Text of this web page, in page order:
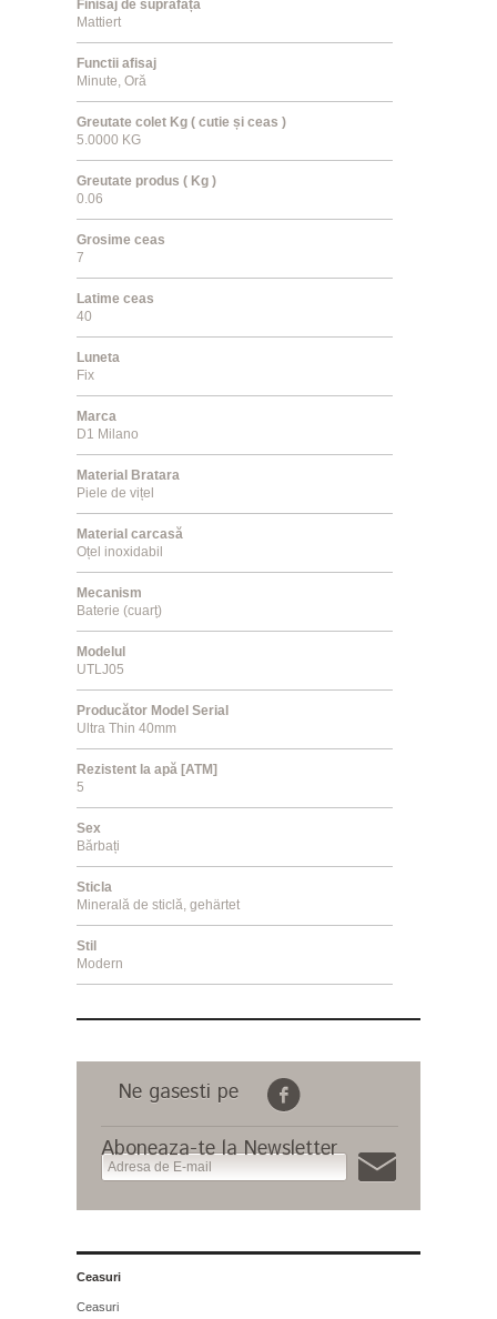
Finisaj de suprafață
Mattiert
Functii afisaj
Minute, Oră
Greutate colet Kg ( cutie și ceas )
5.0000 KG
Greutate produs ( Kg )
0.06
Grosime ceas
7
Latime ceas
40
Luneta
Fix
Marca
D1 Milano
Material Bratara
Piele de vițel
Material carcasă
Oțel inoxidabil
Mecanism
Baterie (cuarț)
Modelul
UTLJ05
Producător Model Serial
Ultra Thin 40mm
Rezistent la apă [ATM]
5
Sex
Bărbați
Sticla
Minerală de sticlă, gehärtet
Stil
Modern
Ne gasesti pe
Aboneaza-te la Newsletter
Ceasuri
Ceasuri